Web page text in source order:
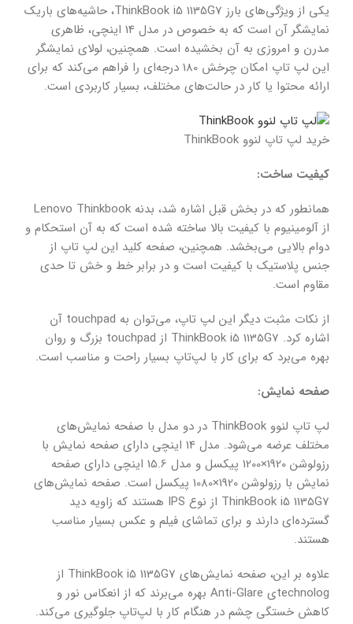
یکی از ویژگی‌های بارز ThinkBook i5 1135G7، حاشیه‌های باریک
نمایشگر آن است که به خصوص در مدل 14 اینچی، ظاهری
مدرن و امروزی به آن بخشیده است. همچنین، لولای نمایشگر
این لپ تاپ امکان چرخش 180 درجه‌ای را فراهم می‌کند که برای
ارائه محتوا یا کار در حالت‌های مختلف، بسیار کاربردی است.
خرید لپ تاپ لنوو ThinkBook
کیفیت ساخت:
همانطور که در بخش قبل اشاره شد، بدنه Lenovo Thinkbook
از آلومینیوم با کیفیت بالا ساخته شده است که به آن استحکام و
دوام بالایی می‌بخشد. همچنین، صفحه کلید این لپ تاپ از
جنس پلاستیک با کیفیت است و در برابر خط و خش تا حدی
مقاوم است.
از نکات مثبت دیگر این لپ تاپ، می‌توان به touchpad آن
اشاره کرد. ThinkBook i5 1135G7 از touchpad بزرگ و روان
بهره می‌برد که برای کار با لپ‌تاپ بسیار راحت و مناسب است.
صفحه نمایش:
لپ تاپ لنوو ThinkBook در دو مدل با صفحه نمایش‌های
مختلف عرضه می‌شود. مدل 14 اینچی دارای صفحه نمایش با
رزولوشن 1920×1200 پیکسل و مدل 15.6 اینچی دارای صفحه
نمایش با رزولوشن 1920×1080 پیکسل است. صفحه نمایش‌های
ThinkBook i5 1135G7 از نوع IPS هستند که زاویه دید
گسترده‌ای دارند و برای تماشای فیلم و عکس بسیار مناسب
هستند.
علاوه بر این، صفحه نمایش‌های ThinkBook i5 1135G7 از
technologی Anti-Glare بهره می‌برند که از انعکاس نور و
کاهش خستگی چشم در هنگام کار با لپ‌تاپ جلوگیری می‌کند.